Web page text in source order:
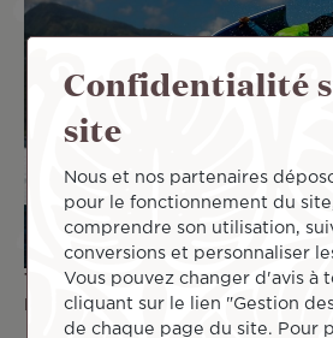
Ton rôle d'ambassadeur, ton île
Polynésie ?
Confidentialité
site
Nous et nos partenaires
pour le fonctionnement du
comprendre son utilisation,
conversions et personnaliser
Vous pouvez changer d'avis à
cliquant sur le lien "Gestion
de chaque page du site. Pour